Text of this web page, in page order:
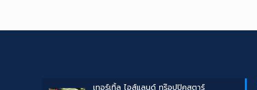
เทอร์เทิ้ล ไอส์แลนด์ ทร๊อปปิคสตาร์